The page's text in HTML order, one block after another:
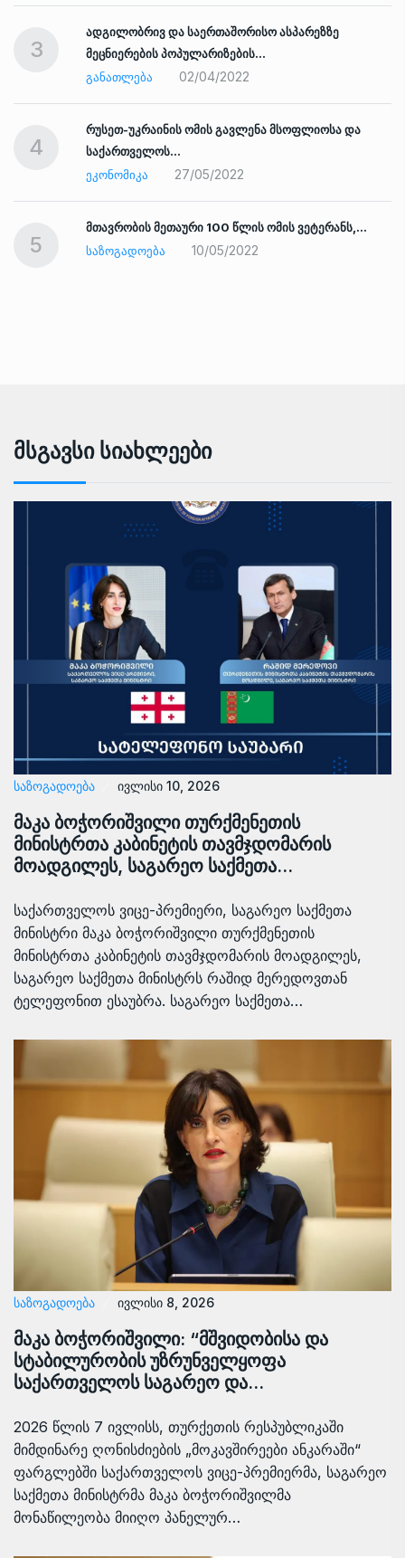
3
ადგილობრივ და საერთაშორისო ასპარეზზე
მეცნიერების პოპულარიზების…
ᲒᲐᲜᲐᲗᲚᲔᲑᲐ
02/04/2022
4
რუსეთ-უკრაინის ომის გავლენა მსოფლიოსა და
საქართველოს…
ᲔᲙᲝᲜᲝᲛᲘᲙᲐ
27/05/2022
5
მთავრობის მეთაური 100 წლის ომის ვეტერანს,…
ᲡᲐᲖᲝᲒᲐᲓᲝᲔᲑᲐ
10/05/2022
Მსგავსი Სიახლეები
ᲡᲐᲖᲝᲒᲐᲓᲝᲔᲑᲐ ივლისი 10, 2026
მაკა ბოჭორიშვილი თურქმენეთის
მინისტრთა კაბინეტის თავმჯდომარის
მოადგილეს, საგარეო საქმეთა…
საქართველოს ვიცე-პრემიერი, საგარეო საქმეთა
მინისტრი მაკა ბოჭორიშვილი თურქმენეთის
მინისტრთა კაბინეტის თავმჯდომარის მოადგილეს,
საგარეო საქმეთა მინისტრს რაშიდ მერედოვთან
ტელეფონით ესაუბრა. საგარეო საქმეთა…
ᲡᲐᲖᲝᲒᲐᲓᲝᲔᲑᲐ ივლისი 8, 2026
მაკა ბოჭორიშვილი: “მშვიდობისა და
სტაბილურობის უზრუნველყოფა
საქართველოს საგარეო და…
2026 წლის 7 ივლისს, თურქეთის რესპუბლიკაში
მიმდინარე ღონისძიების „მოკავშირეები ანკარაში“
ფარგლებში საქართველოს ვიცე-პრემიერმა, საგარეო
საქმეთა მინისტრმა მაკა ბოჭორიშვილმა
მონაწილეობა მიიღო პანელურ…